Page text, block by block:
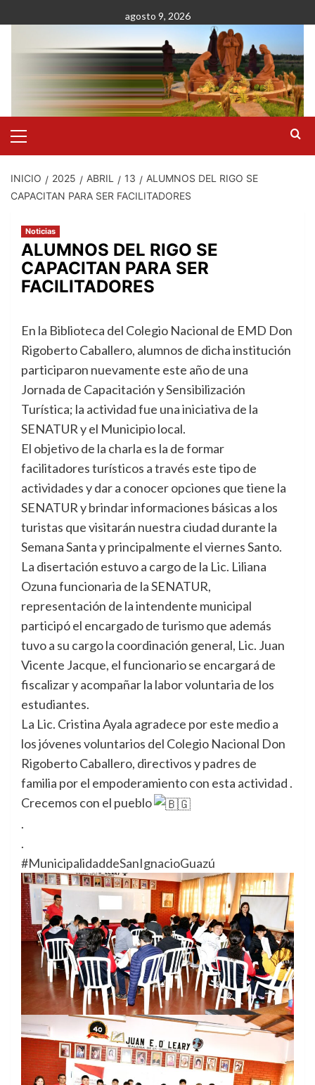
al
agosto 9, 2026
primario
INICIO 2025 ABRIL 13
ALUMNOS DEL RIGO SE
CAPACITAN PARA SER FACILITADORES
Noticias
ALUMNOS DEL RIGO SE
CAPACITAN PARA SER
FACILITADORES
En la Biblioteca del Colegio Nacional de EMD Don
Rigoberto Caballero, alumnos de dicha institución
participaron nuevamente este año de una
Jornada de Capacitación y Sensibilización
Turística; la actividad fue una iniciativa de la
SENATUR y el Municipio local.
El objetivo de la charla es la de formar
facilitadores turísticos a través este tipo de
actividades y dar a conocer opciones que tiene la
SENATUR y brindar informaciones básicas a los
turistas que visitarán nuestra ciudad durante la
Semana Santa y principalmente el viernes Santo.
La disertación estuvo a cargo de la Lic. Liliana
Ozuna funcionaria de la SENATUR,
representación de la intendente municipal
participó el encargado de turismo que además
tuvo a su cargo la coordinación general, Lic. Juan
Vicente Jacque, el funcionario se encargará de
fiscalizar y acompañar la labor voluntaria de los
estudiantes.
La Lic. Cristina Ayala agradece por este medio a
los jóvenes voluntarios del Colegio Nacional Don
Rigoberto Caballero, directivos y padres de
familia por el empoderamiento con esta actividad .
Crecemos con el pueblo
.
.
#MunicipalidaddeSanIgnacioGuazú